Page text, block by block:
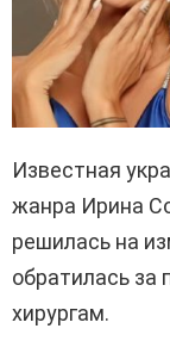
Известная
жанра Ирина
решилась на
обратилась
хирургам.